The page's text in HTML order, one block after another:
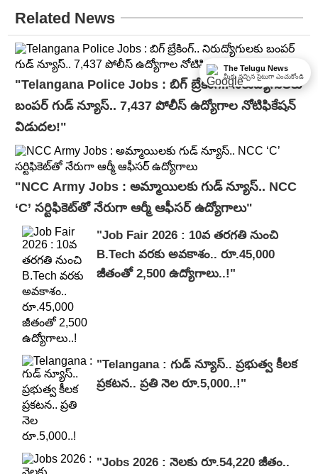
Related News
"Telangana Police Jobs : బిగ్ బ్రేకింగ్‌.. నిరుద్యోగులకు
బంపర్ గుడ్ న్యూస్.. 7,437 పోలీస్ ఉద్యోగాల నోటిఫికేషన్
విడుదల!"
"NCC Army Jobs : అమ్మాయిలకు గుడ్ న్యూస్.. NCC
‘C’ సర్టిఫికెట్‌తో నేరుగా ఆర్మీ ఆఫీసర్ ఉద్యోగాలు"
"Job Fair 2026 : 10వ తరగతి నుంచి
B.Tech వరకు అవకాశం.. రూ.45,000
జీతంతో 2,500 ఉద్యోగాలు..!"
"Telangana : గుడ్ న్యూస్.. ప్రభుత్వ కీలక
ప్రకటన.. ప్రతి నెల రూ.5,000..!"
"Jobs 2026 : నెలకు రూ.54,220 జీతం..
The Telugu News
మీకు నచ్చిన సైటుగా ఎంచుకోండి